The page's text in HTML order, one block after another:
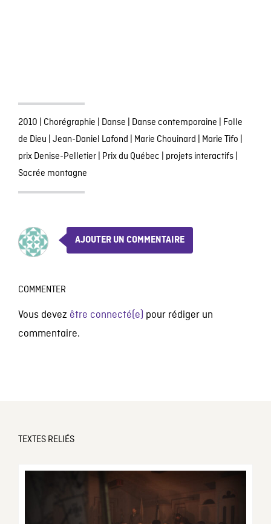
2010 | Chorégraphie | Danse | Danse contemporaine | Folle
de Dieu | Jean-Daniel Lafond | Marie Chouinard | Marie Tifo |
prix Denise-Pelletier| Prix du Québec | projets interactifs|
Sacrée montagne
AJOUTER UN COMMENTAIRE
COMMENTER
Vous devez être connecté(e) pour rédiger un
commentaire.
TEXTES RELIÉS